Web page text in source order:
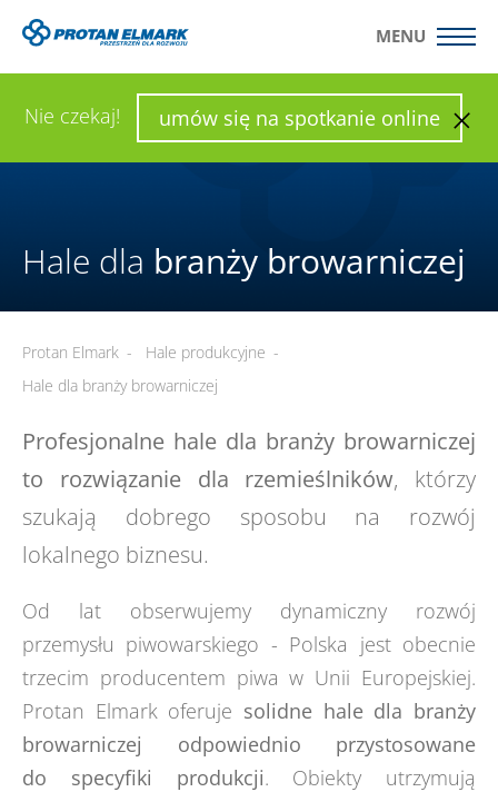
Nie czekaj! umów się na spotkanie online
MENU
WYŚLIJ ZAPYTANIE SKONFIGURUJ HALĘ
Hale dla branży browarniczej
Protan Elmark - Hale produkcyjne -
Hale dla branży browarniczej
Profesjonalne hale dla branży browarniczej
to rozwiązanie dla rzemieślników, którzy
szukają dobrego sposobu na rozwój
lokalnego biznesu.
Od lat obserwujemy dynamiczny rozwój
przemysłu piwowarskiego - Polska jest obecnie
trzecim producentem piwa w Unii Europejskiej.
Protan Elmark oferuje solidne hale dla branży
browarniczej odpowiednio przystosowane
do
specyfiki produkcji. Obiekty utrzymują